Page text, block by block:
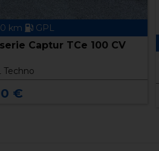
km GPL
Captur TCe 100 CV
Techno
€